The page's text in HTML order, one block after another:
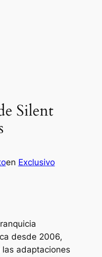
Silent
en Exclusivo
desde 2006,
adaptaciones